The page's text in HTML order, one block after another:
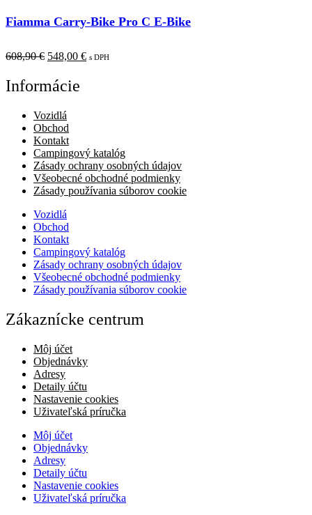
Fiamma Carry-Bike Pro C E-Bike
608,90€ Pôvodná
bola:
608,90 €.
548,00 €Aktuálna
s DPH
Informácie
Vozidlá
Obchod
Kontakt
Campingový katalóg
Zásady ochrany osobných údajov
Všeobecné obchodné podmienky
Zásady používania súborov cookie
Vozidlá
Obchod
Kontakt
Campingový katalóg
Zásady ochrany osobných údajov
Všeobecné obchodné podmienky
Zásady používania súborov cookie
Zákaznícke centrum
Môj účet
Objednávky
Adresy
Detaily účtu
Nastavenie cookies
Uživateľská príručka
Môj účet
Objednávky
Adresy
Detaily účtu
Nastavenie cookies
Uživateľská príručka